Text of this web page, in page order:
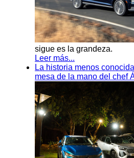
sigue es la grandeza.
Leer más...
La historia menos
mesa de la mano del chef